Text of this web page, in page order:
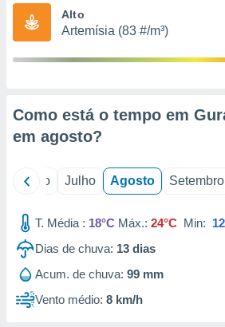
estudos
1199
Alto
Artemísia (83 #/m³)
Como está o tempo em
em agosto?
Junho Julho Agosto Setembro
T. Média : 18°C Máx.: 24°C Min:
Dias de chuva: 13 dias
Acum. de chuva: 99 mm
Vento médio: 8 km/h